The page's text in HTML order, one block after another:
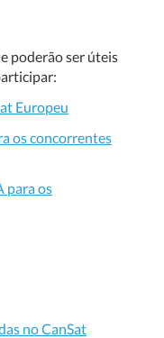
poderão ser úteis
Europeu
os concorrentes
para os
no CanSat